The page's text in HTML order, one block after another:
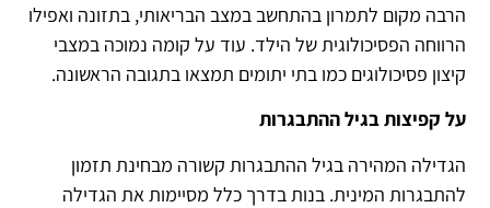
הרבה מקום לתמרון בהתחשב במצב הבריאותי, בתזונה ואפילו
הרווחה הפסיכולוגית של הילד. עוד על קומה נמוכה במצבי
קיצון פסיכולוגים כמו בתי יתומים תמצאו בתגובה הראשונה.
על קפיצות בגיל ההתבגרות
הגדילה המהירה בגיל ההתבגרות קשורה מבחינת תזמון
להתבגרות המינית. בנות בדרך כלל מסיימות את הגדילה